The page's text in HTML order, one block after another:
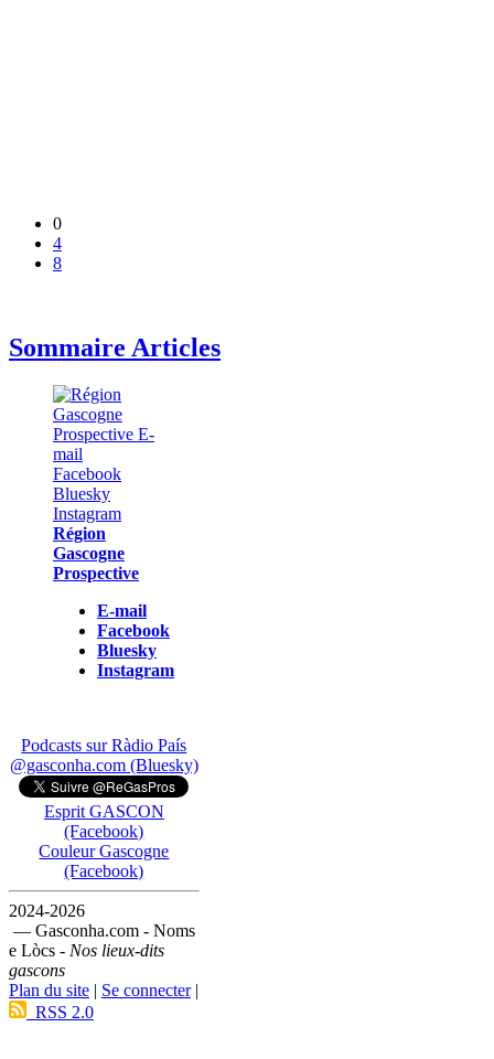
0
4
8
Sommaire Articles
Région
Gascogne
Prospective
E-mail
Facebook
Bluesky
Instagram
Podcasts sur Ràdio País
@gasconha.com (Bluesky)
Esprit GASCON
(Facebook)
Couleur Gascogne
(Facebook)
2024-2026
— Gasconha.com - Noms
e Lòcs - Nos lieux-dits
gascons
Plan du site | Se connecter|
RSS 2.0